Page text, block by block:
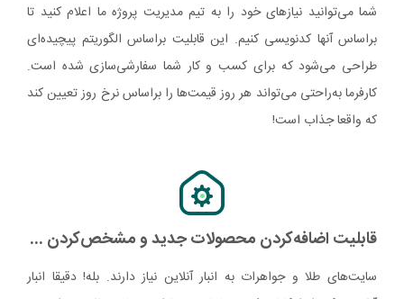
شما می‌توانید نیازهای خود را به تیم مدیریت پروژه ما اعلام کنید تا
براساس آنها کدنویسی کنیم. این قابلیت براساس الگوریتم پیچیده‌ای
طراحی می‌شود که برای کسب و کار شما سفارشی‌سازی شده است.
کارفرما به‌راحتی می‌تواند هر روز قیمت‌ها را براساس نرخ روز تعیین کند
که واقعا جذاب است!
قابلیت اضافه‌کردن محصولات جدید و مشخص‌کردن کالاهای ناموجود
سایت‌های طلا و جواهرات به انبار آنلاین نیاز دارند. بله! دقیقا انبار